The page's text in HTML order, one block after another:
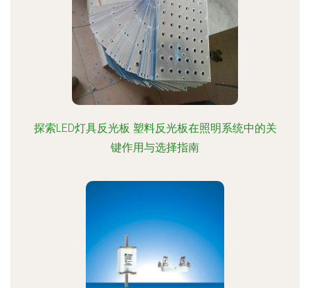
探索LED灯具反光板 塑料反光板在照明系统中的关
键作用与选择指南